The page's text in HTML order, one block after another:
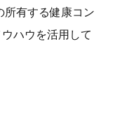
所有する健康コン
ハウを活用して